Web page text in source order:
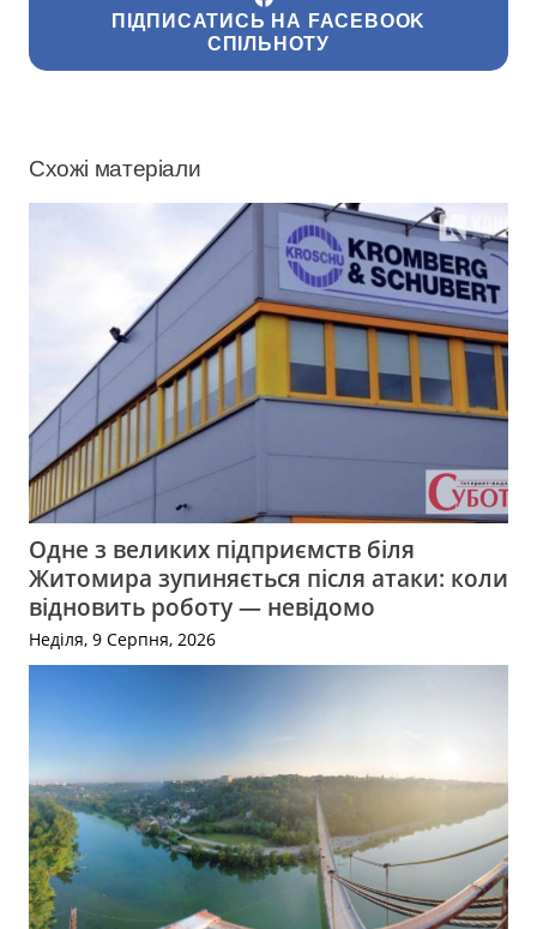
ПІДПИСАТИСЬ НА FACEBOOK
СПІЛЬНОТУ
Схожі матеріали
Одне з великих підприємств біля
Житомира зупиняється після атаки: коли
відновить роботу — невідомо
Неділя, 9 Серпня, 2026